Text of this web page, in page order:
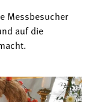
Messbesucher
auf die